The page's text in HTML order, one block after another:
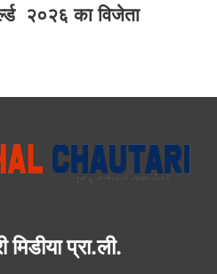
२०२६ का विजेता
मिडीया प्रा.ली.